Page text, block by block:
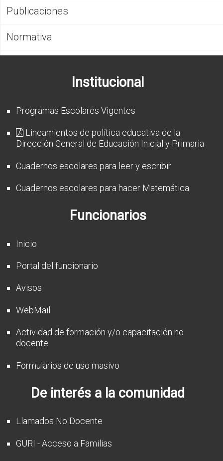
CFP
Publicaciones
Normativa
Institucional
Programas Escolares Vigentes
Lineamientos de política educativa de la
Dirección General de Educación Inicial y Primaria
Cuadernos escolares para leer y escribir
Cuadernos escolares para hacer Matemática
Funcionarios
Inicio
Portal del funcionario
Avisos
WebMail
Actividad de formación y/o capacitación no
docente
Formularios de uso masivo
De interés a la comunidad
Llamados No Docente
GURI - Acceso a Familias